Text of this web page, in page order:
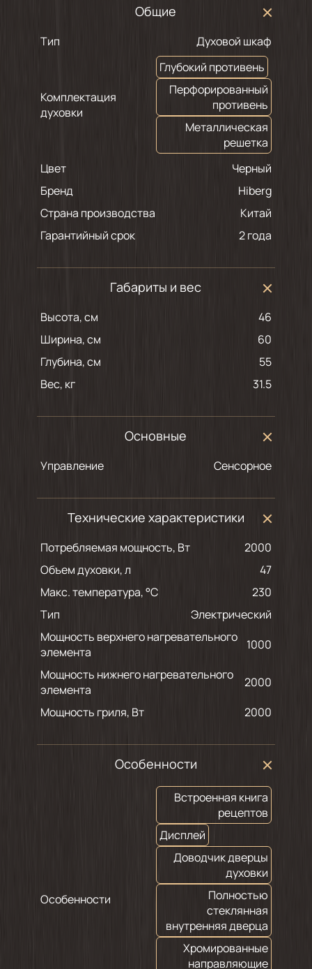
Общие
Тип Духовой шкаф
Комплектация
духовки
Глубокий противень
Перфорированный
противень
Металлическая
решетка
Цвет
черный
Бренд
Hiberg
Страна производства
Китай
Гарантийный срок
2 года
Габариты и вес
Высота, см
46
Ширина, см
60
Глубина, см
55
Вес, кг
31.5
Основные
Управление Сенсорное
Технические характеристики
Потребляемая мощность, Вт
2000
Объем духовки, л
47
Макс. температура, °С
230
Тип
Электрический
Мощность верхнего нагревательного
элемента
1000
Мощность нижнего нагревательного
элемента
2000
Мощность гриля, Вт
2000
Особенности
Особенности
Встроенная книга
рецептов
Дисплей
Доводчик дверцы
духовки
Полностью
стеклянная
внутренняя дверца
Хромированные
направляющие